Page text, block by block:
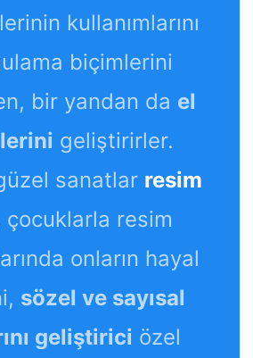
kullanımlarını
biçimlerini
bir yandan da el
geliştirirler.
sanatlar resim
çocuklarla resim
onların hayal
sözel ve sayısal
geliştirici özel